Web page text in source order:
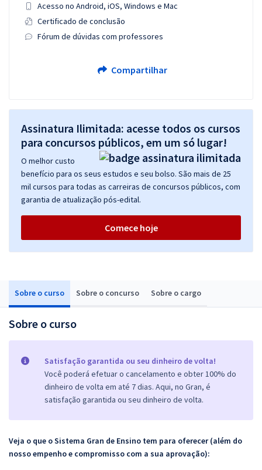
Sobre o curso Sobre o concurso Sobre o cargo
Sobre o curso
Satisfação garantida ou seu dinheiro de volta!
Você poderá efetuar o cancelamento e obter 100% do
dinheiro de volta em até 7 dias. Aqui, no Gran, é
satisfação garantida ou seu dinheiro de volta.
Veja o que o Sistema Gran de Ensino tem para oferecer (além do
nosso empenho e compromisso com a sua aprovação):
Acesso no Android, iOS, Windows e Mac
Certificado de conclusão
Fórum de dúvidas com professores
Compartilhar
Assinatura Ilimitada: acesse todos os cursos
para concursos públicos, em um só lugar!
O melhor custo
benefício para os seus estudos e seu bolso. São mais de 25
mil cursos para todas as carreiras de concursos públicos, com
garantia de atualização pós-edital.
Comece hoje